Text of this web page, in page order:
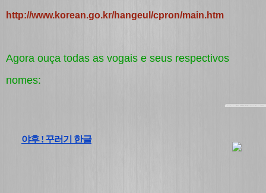
http://www.korean.go.kr/hangeul/cpron/main.htm
Agora ouça todas as vogais e seus respectivos
nomes:
야후 ! 꾸러기 한글